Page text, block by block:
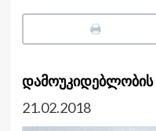
21.02.2018